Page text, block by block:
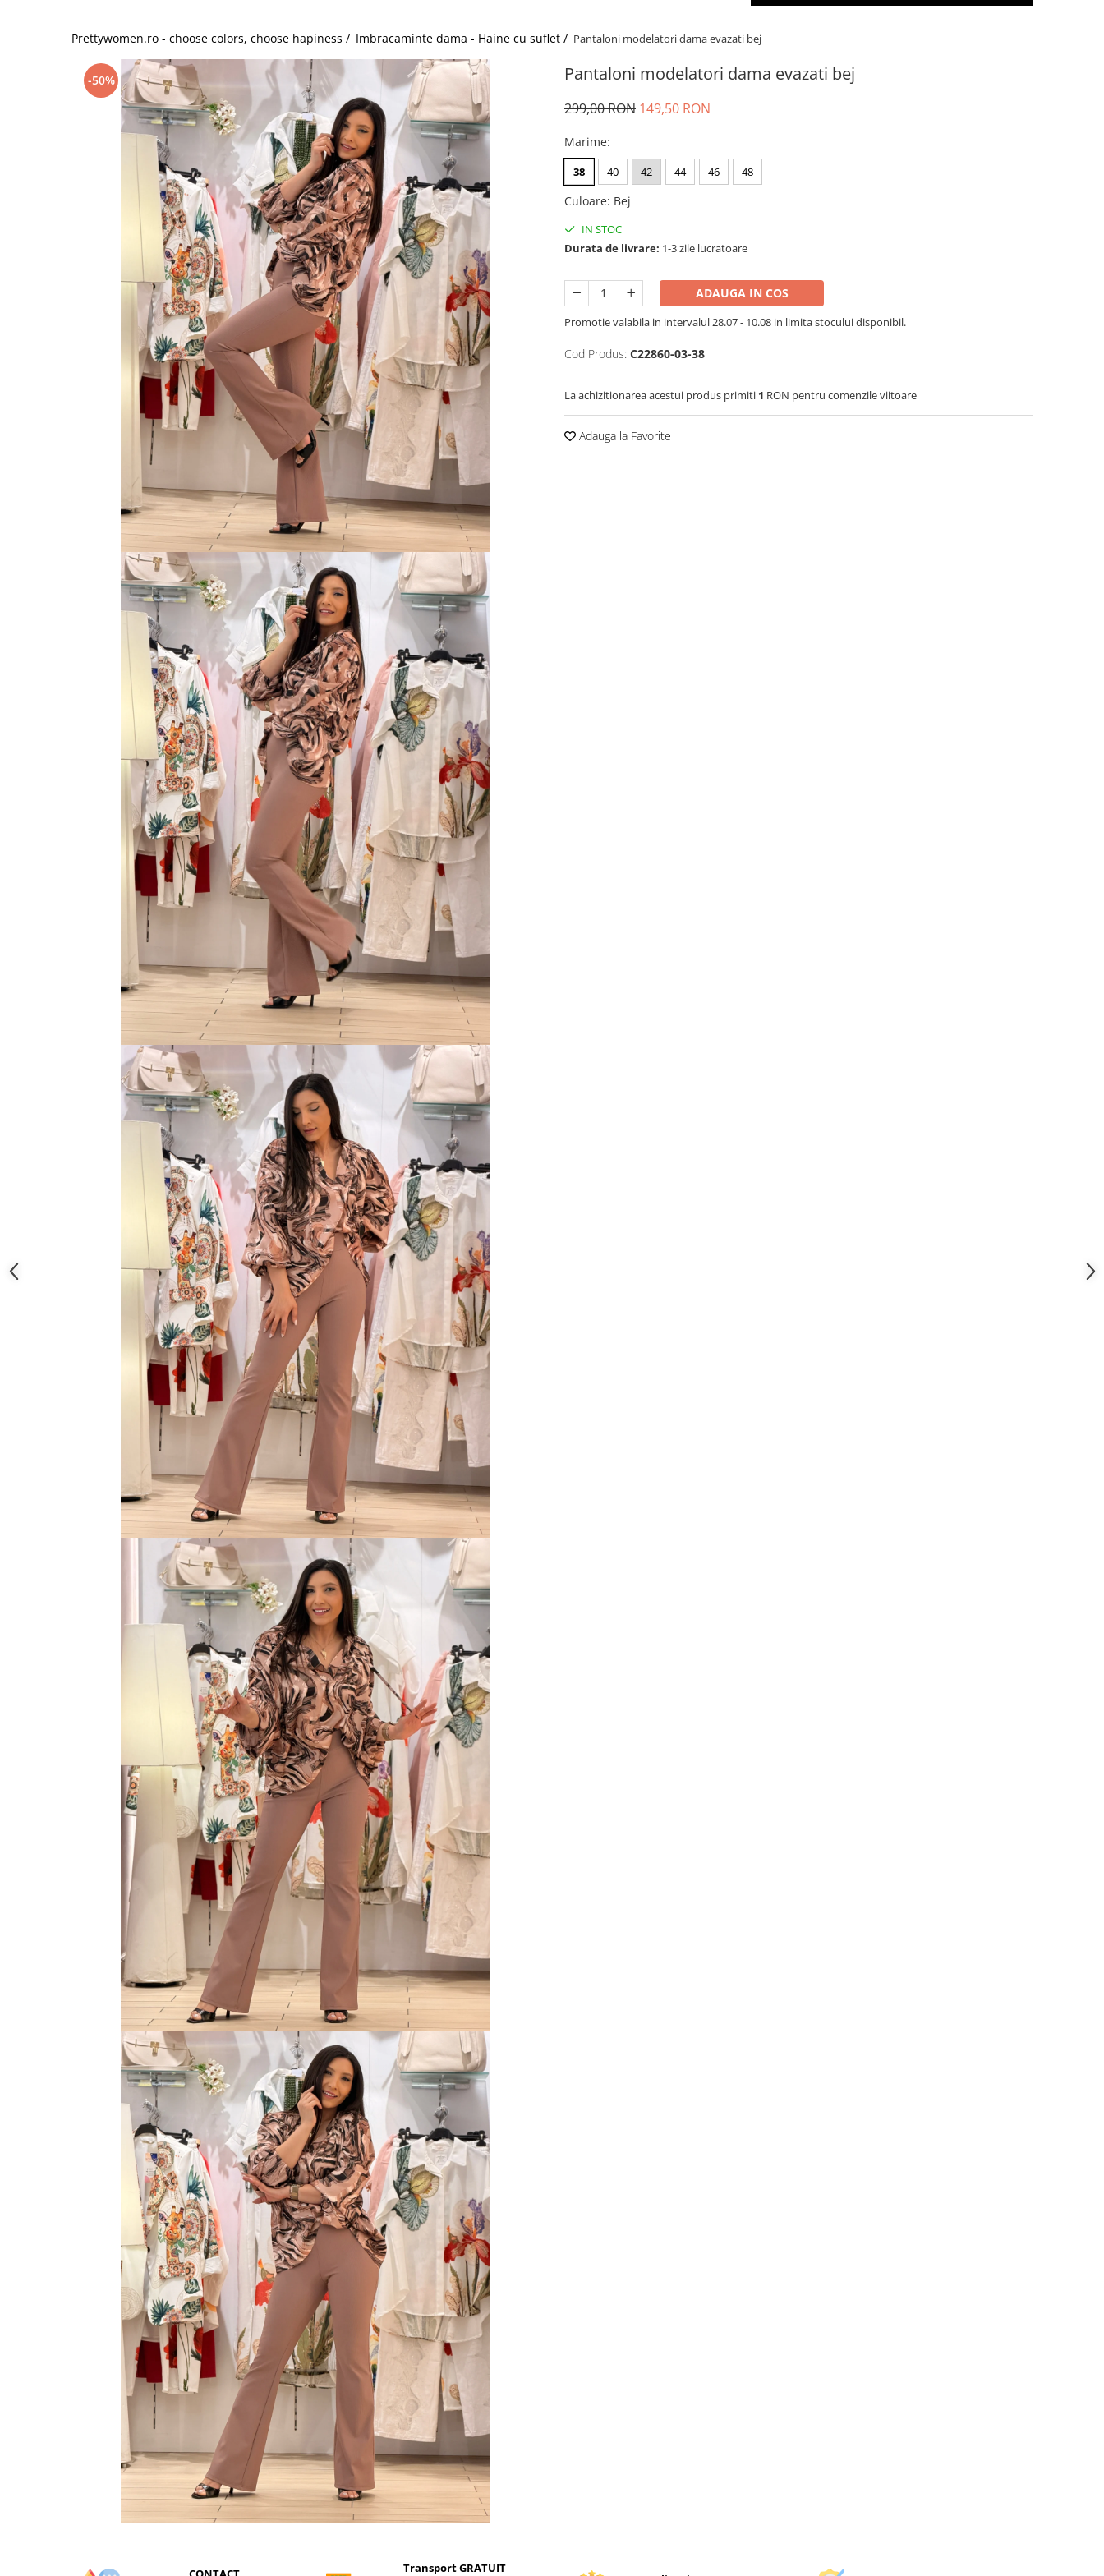
Prettywomen.ro - choose colors, choose hapiness / Imbracaminte dama - Haine cu suflet / Pantaloni modelatori dama evazati bej
-50% Pantaloni modelatori dama evazati bej
299,00 RON 149,50 RON
Marime:
38 40 42 44 46 48
Culoare: Bej
IN STOC
Durata de livrare: 1-3 zile lucratoare
ADAUGA IN COS
Promotie valabila in intervalul 28.07 - 10.08 in limita stocului disponibil.
Cod Produs: C22860-03-38
La achizitionarea acestui produs primiti 1 RON pentru comenzile viitoare
Adauga la Favorite
Transport GRATUIT